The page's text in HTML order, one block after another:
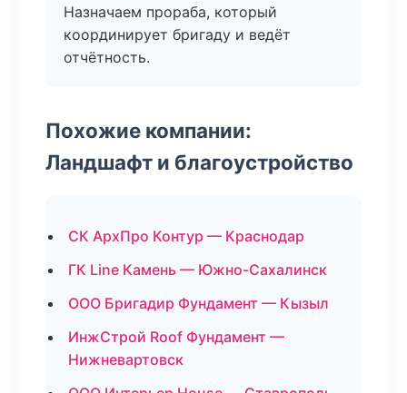
Назначаем прораба, который
координирует бригаду и ведёт
отчётность.
Похожие компании:
Ландшафт и благоустройство
СК АрхПро Контур — Краснодар
ГК Line Камень — Южно-Сахалинск
ООО Бригадир Фундамент — Кызыл
ИнжСтрой Roof Фундамент —
Нижневартовск